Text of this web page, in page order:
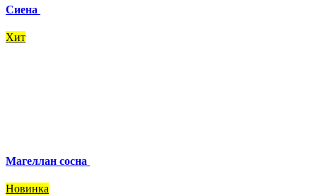
Сиена
Хит
Магеллан сосна
Новинка